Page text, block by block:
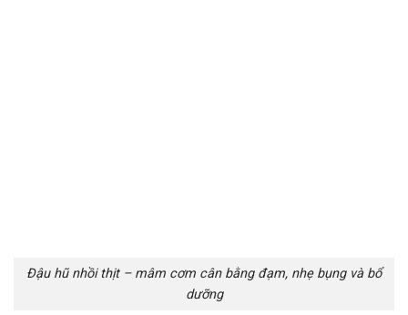
Đậu hũ nhồi thịt – mâm cơm cân bằng đạm, nhẹ bụng và bổ
dưỡng